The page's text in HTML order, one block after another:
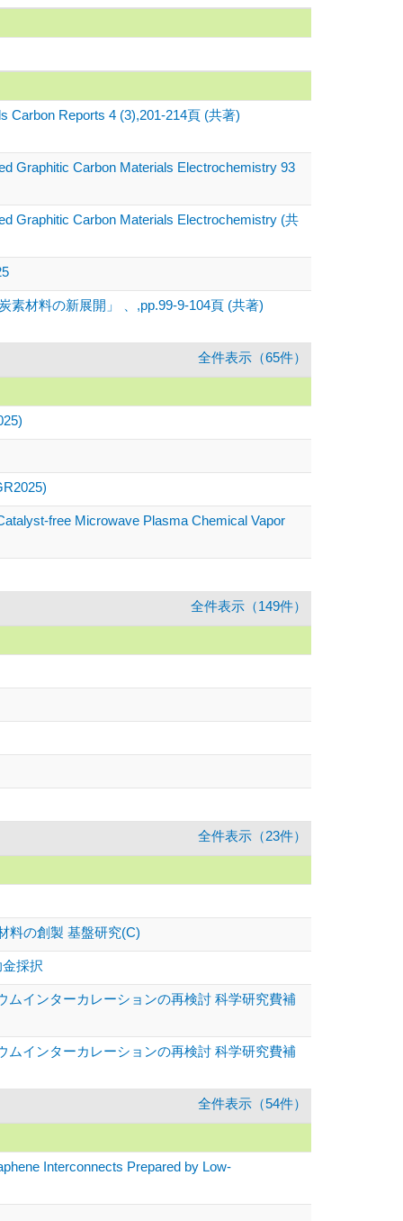
Carbon Reports 4 (3),201-214頁 (共著)
Graphitic Carbon Materials Electrochemistry 93
Graphitic Carbon Materials Electrochemistry (共
素材料の新展開」 、,pp.99-9-104頁 (共著)
全件表示（65件）
free Microwave Plasma Chemical Vapor
全件表示（149件）
全件表示（23件）
料の創製 基盤研究(C)
採択
ムインターカレーションの再検討 科学研究費補
ムインターカレーションの再検討 科学研究費補
全件表示（54件）
Interconnects Prepared by Low-